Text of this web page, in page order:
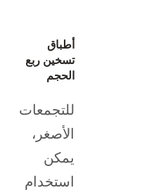
أطباق
تسخين ربع
الحجم
للتجمعات
الأصغر،
يمكن
استخدام